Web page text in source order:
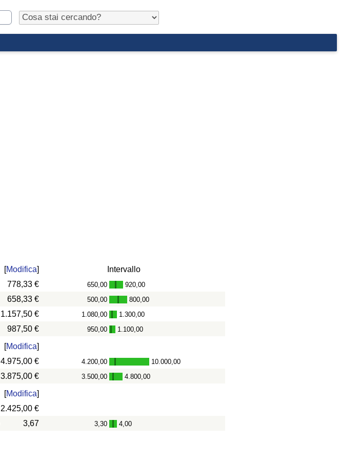
[Modifica]
Intervallo
778,33 € 650,00 - 920,00
658,33 € 500,00 - 800,00
1.157,50 € 1.080,00 - 1.300,00
987,50 € 950,00 - 1.100,00
[Modifica]
4.975,00 € 4.200,00 - 10.000,00
3.875,00 € 3.500,00 - 4.800,00
[Modifica]
2.425,00 €
3,67 3,30 - 4,00